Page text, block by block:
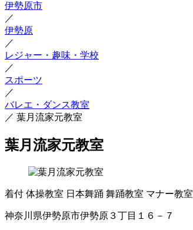
伊勢原市
／
伊勢原
／
レジャー・趣味・学校
／
スポーツ
／
バレエ・ダンス教室
／ 葉月流家元教室
葉月流家元教室
着付 体操教室 日本舞踊 舞踊教室 マナー教室
神奈川県伊勢原市伊勢原３丁目１６－７